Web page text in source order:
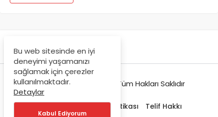
© Copyright 2021-2022, Tüm Hakları Saklıdır
Gizlilik Politikası
Telif Hakkı
Bu web sitesinde en iyi
deneyimi yaşamanızı
sağlamak için çerezler
kullanılmaktadır.
Detaylar
Kabul Ediyorum